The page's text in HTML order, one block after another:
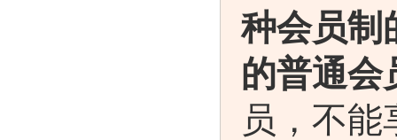
种会员制
的普通会
员，不